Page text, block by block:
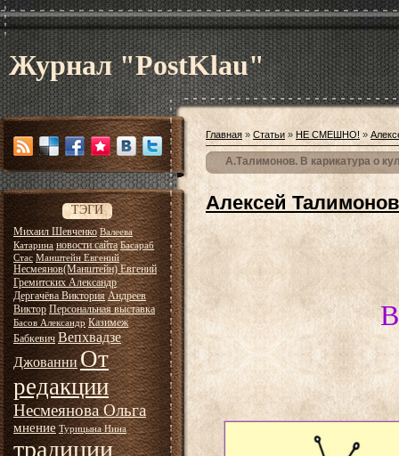
Журнал "PostKlau"
ТЭГИ
Михаил Шевченко Валеева
Катарина новости сайта Басараб
Стас Манштейн Евгений
Несмеянов(Манштейн) Евгений
Гремитских Александр
Дергачёва Виктория Андреев
Виктор Персональная выставка
Басов Александр Казимеж
Бабкевич Вепхвадзе
Джованни От
редакции
Несмеянова Ольга
мнение Турицына Нина
традиции
Главная » Статьи » НЕ СМЕШНО! »
А.Талимонов. В карикатура о
Алексей Талимонов